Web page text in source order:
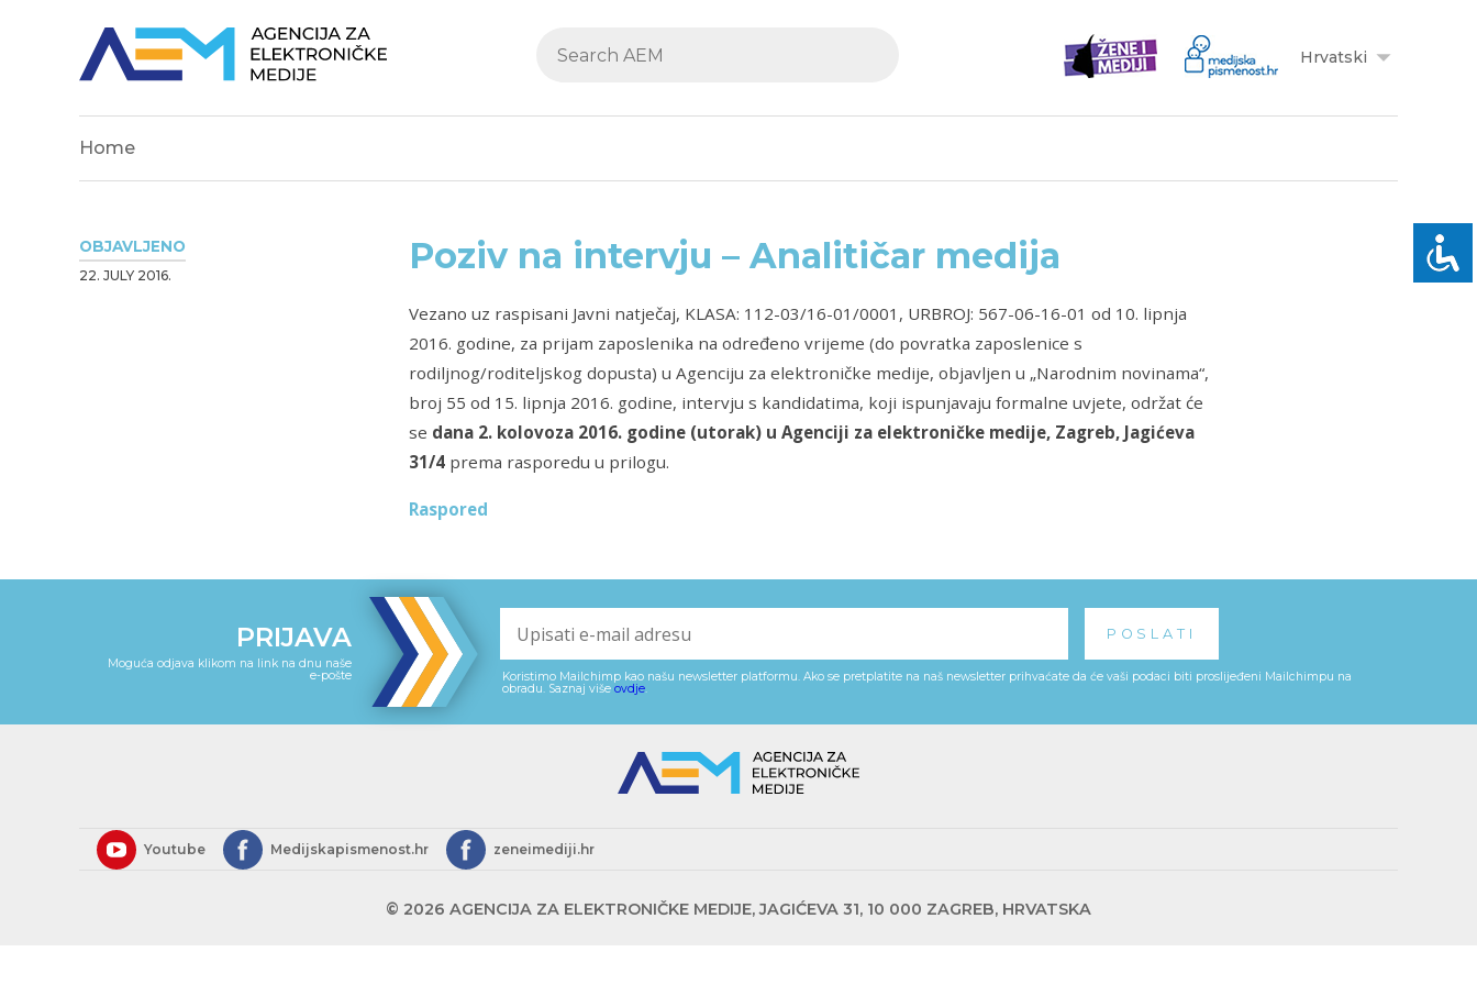
Hrvatski
Home
OBJAVLJENO
22. JULY 2016. Poziv na intervju – Analitičar medija
Vezano uz raspisani Javni natječaj, KLASA: 112-03/16-01/0001, URBROJ: 567-06-16-01 od 10. lipnja
2016. godine, za prijam zaposlenika na određeno vrijeme (do povratka zaposlenice s
rodiljnog/roditeljskog dopusta) u Agenciju za elektroničke medije, objavljen u „Narodnim novinama“,
broj 55 od 15. lipnja 2016. godine, intervju s kandidatima, koji ispunjavaju formalne uvjete, održat će
se dana 2. kolovoza 2016. godine (utorak) u Agenciji za elektroničke medije, Zagreb, Jagićeva
31/4 prema rasporedu u prilogu.
Raspored
PRIJAVA
Moguća odjava klikom na link na dnu naše
e-pošte
Koristimo Mailchimp kao našu newsletter platformu. Ako se pretplatite na naš newsletter prihvaćate da će vaši podaci biti proslijeđeni Mailchimpu na
obradu. Saznaj više ovdje.
Youtube Medijskapismenost.hr zeneimediji.hr
© 2026 AGENCIJA ZA ELEKTRONIČKE MEDIJE, JAGIĆEVA 31, 10 000 ZAGREB, HRVATSKA